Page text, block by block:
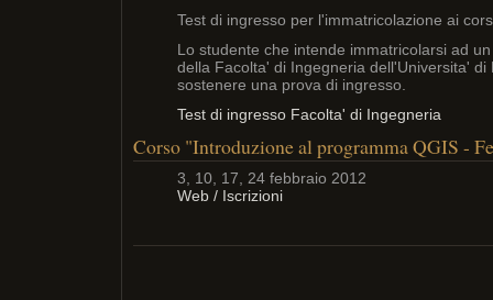
Test di ingresso per l'immatricolazione ai
Lo studente che intende immatricolarsi ad
della Facolta' di Ingegneria dell'Universita'
sostenere una prova di ingresso.
Test di ingresso Facolta' di Ingegneria
Corso "Introduzione al programma QGIS -
3, 10, 17, 24 febbraio 2012
Web / Iscrizioni